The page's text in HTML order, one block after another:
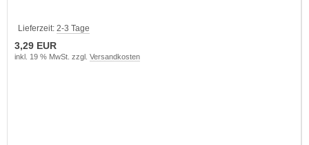
Lieferzeit: 2-3 Tage
3,29 EUR
inkl. 19 % MwSt. zzgl. Versandkosten